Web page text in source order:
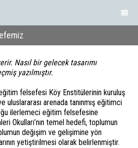
Nasıl bir gelecek tasarımı
yazılmıştır.
eğitim felsefesi Köy Enstitülerinin kuruluş
uluslararası arenada tanınmış eğitimci
ilerlemeci eğitim felsefesine
Okulları’nın temel hedefi, toplumun
değişim ve gelişimine yön
yetiştirilmesi olarak belirlenmiştir.